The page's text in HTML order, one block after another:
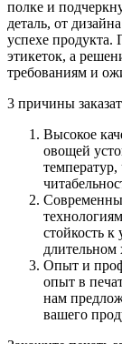
полке и
деталь, от
успехе продукта.
этикеток, а
требованиям и
3 причины
Высокое
овощей
температур,
стойкость к
длительном
Опыт и
опыт в
нам
вашего